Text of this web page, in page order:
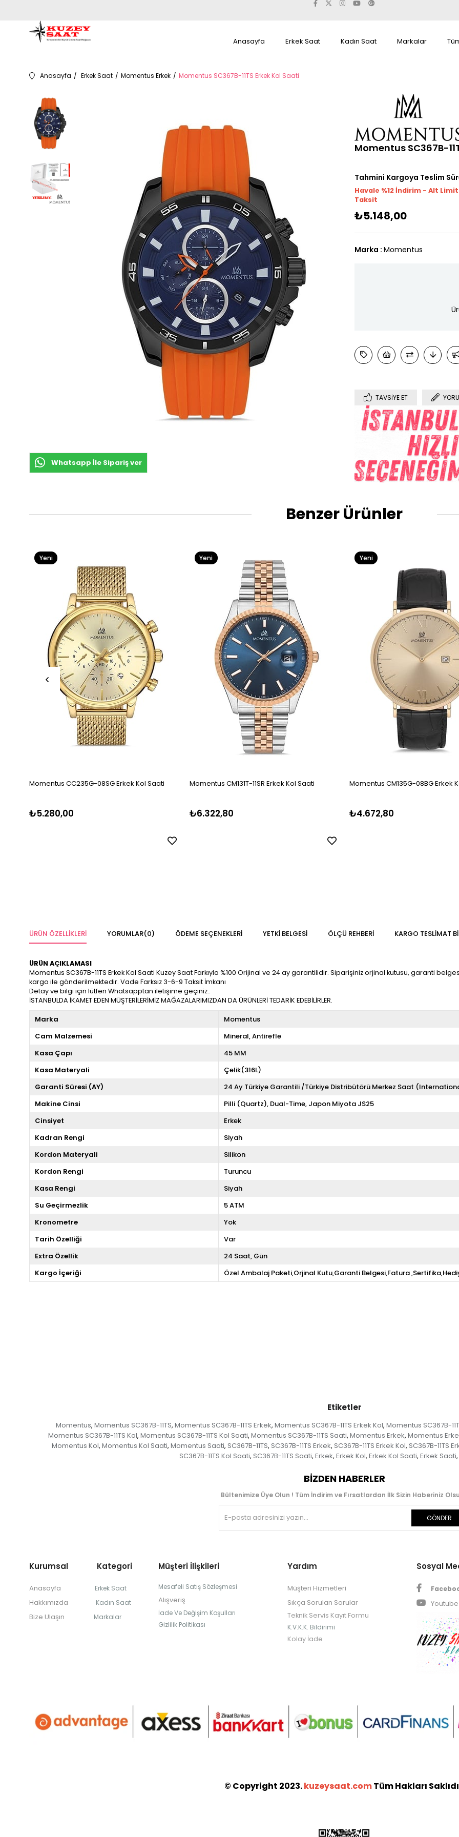
Anasayfa Erkek Saat Kadın Saat Markalar
Anasayfa Erkek Saat Momentus Erkek Momentus SC367B-11TS Erkek Kol Saati
Whatsapp İle Sipariş ver
Momentus SC367B-
Tahmini Kargoya Teslim
Havale %12 İndirim - Alt Limit
Taksit
₺5.148,00
Marka : Momentus
TAVSIYE ET
Benzer Ürünler
Momentus CC235G-08SG Erkek Kol Saati
₺5.280,00
Yeni
Momentus CM131T-11SR Erkek Kol Saati
₺6.322,80
Yeni
Momentus CM135G-08BG Erkek
₺4.672,80
Yeni
ÜRÜN ÖZELLIKLERI YORUMLAR(0) ÖDEME SEÇENEKLERI YETKİ BELGESİ ÖLÇÜ REHBERI KARGO TESLIMAT
ÜRÜN AÇIKLAMASI
Momentus SC367B-11TS Erkek Kol Saati Kuzey Saat Farkıyla %100 Orijinal ve 24 ay garantilidir. Siparişiniz orjinal kutusu, garanti
kargo ile gönderilmektedir. Vade Farksız 3-6-9 Taksit İmkanı
Detay ve bilgi için lütfen Whatsapptan iletişime geçiniz..
İSTANBULDA İKAMET EDEN MÜŞTERİLERİMİZ MAĞAZALARIMIZDAN DA ÜRÜNLERİ TEDARİK EDEBİLİRLER.
Marka
Momentus
Cam Malzemesi
Mineral Antirefle
Kasa Çapı
45 MM
Kasa Materyali
Çelik(316L)
Garanti Süresi (AY)
24 Ay Türkiye Garantili /Türkiye Distribütörü Merkez Saat
Makine Cinsi
Pilli (Quartz) Dual-Time Japon Miyota JS25
Cinsiyet
Erkek
Kadran Rengi
Siyah
Kordon Materyali
Silikon
Kordon Rengi
Turuncu
Kasa Rengi
Siyah
Su Geçirmezlik
5 ATM
Kronometre
Yok
Tarih Özelliği
Var
Extra Özellik
24 Saat Gün
Kargo İçeriği
Özel Ambalaj Paketi,Orjinal Kutu,Garanti Belgesi,Fatura
Etiketler
Momentus, Momentus SC367B-11TS, Momentus SC367B-11TS Erkek, Momentus SC367B-11TS Erkek Kol, Momentus SC367B-
Momentus SC367B-11TS Kol, Momentus SC367B-11TS Kol Saati, Momentus SC367B-11TS Saati, Momentus Erkek, Momentus
Momentus Kol, Momentus Kol Saati, Momentus Saati, SC367B-11TS, SC367B-11TS Erkek, SC367B-11TS Erkek Kol, SC367B-11TS
SC367B-11TS Kol Saati, SC367B-11TS Saati, Erkek, Erkek Kol, Erkek Kol Saati, Erkek Saati,
BIZDEN HABERLER
Bültenimize Üye Olun ! Tüm İndirim ve Fırsatlardan İlk Sizin Haberiniz
GÖNDER
Kurumsal Kategori
Anasayfa Erkek Saat
Hakkımızda Kadın Saat
Bize Ulaşın Markalar
Müşteri İlişkileri
Mesafeli Satış Sözleşmesi
Alışveriş
İade Ve Değişim Koşulları
Gizlilik Politikası
Yardım
Müşteri Hizmetleri
Sıkça Sorulan Sorular
Teknik Servis Kayıt Formu
K.V.K.K. Bildirimi
Kolay İade
Sosyal
Youtube
© Copyright 2023.kuzeysaat.comTüm Hakları